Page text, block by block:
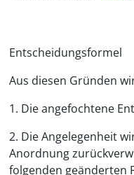
Entscheidungsformel
Aus diesen Gründen
1. Die angefochtene
2. Die Angelegenheit
Anordnung
folgenden geänderten